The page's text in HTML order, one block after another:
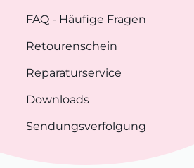
FAQ - Häufige Fragen
Retourenschein
Reparaturservice
Downloads
Sendungsverfolgung